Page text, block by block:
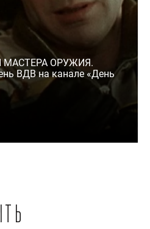
МАСТЕРА ОРУЖИЯ.
ВДВ на канале «День